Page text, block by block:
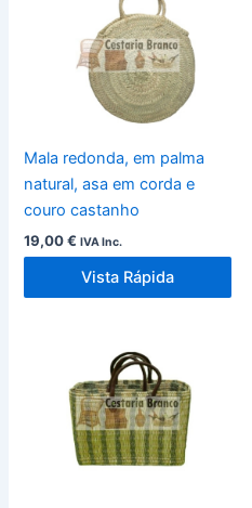
Mala redonda, em palma
natural, asa em corda e
couro castanho
19,00€ IVA Inc.
Vista Rápida